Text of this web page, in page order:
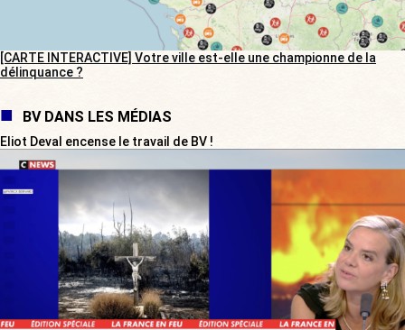
[CARTE INTERACTIVE] Votre ville est-elle une championne de la
délinquance ?
BV DANS LES MÉDIAS
Eliot Deval encense le travail de BV !